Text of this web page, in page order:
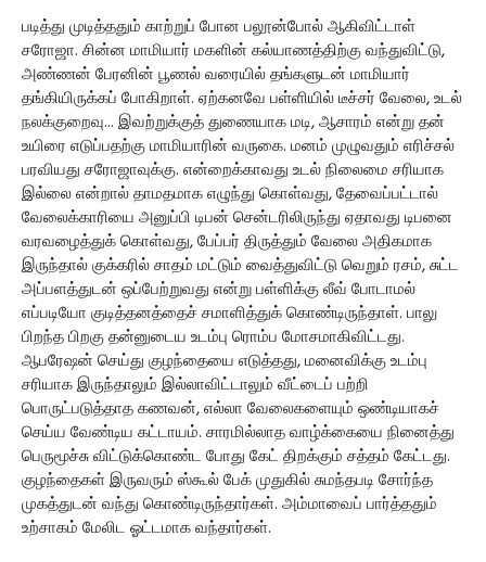
படித்து முடித்ததும் காற்றுப் போன பலூன்போல் ஆகிவிட்டாள்
சரோஜா. சின்ன மாமியார் மகளின் கல்யாணத்திற்கு வந்துவிட்டு,
அண்ணன் பேரனின் பூணல் வரையில் தங்களுடன் மாமியார்
தங்கியிருக்கப் போகிறாள். ஏற்கனவே பள்ளியில் டீச்சர் வேலை, உடல்
நலக்குறைவு... இவற்றுக்குத் துணையாக மடி, ஆசாரம் என்று தன்
உயிரை எடுப்பதற்கு மாமியாரின் வருகை. மனம் முழுவதும் எரிச்சல்
பரவியது சரோஜாவுக்கு. என்றைக்காவது உடல் நிலைமை சரியாக
இல்லை என்றால் தாமதமாக எழுந்து கொள்வது, தேவைப்பட்டால்
வேலைக்காரியை அனுப்பி டிபன் சென்டரிலிருந்து ஏதாவது டிபனை
வரவழைத்துக் கொள்வது, பேப்பர் திருத்தும் வேலை அதிகமாக
இருந்தால் குக்கரில் சாதம் மட்டும் வைத்துவிட்டு வெறும் ரசம், சுட்ட
அப்பளத்துடன் ஒப்பேற்றுவது என்று பள்ளிக்கு லீவ் போடாமல்
எப்படியோ குடித்தனத்தைச் சமாளித்துக் கொண்டிருந்தாள். பாலு
பிறந்த பிறகு தன்னுடைய உடம்பு ரொம்ப மோசமாகிவிட்டது.
ஆபரேஷன் செய்து குழந்தையை எடுத்தது, மனைவிக்கு உடம்பு
சரியாக இருந்தாலும் இல்லாவிட்டாலும் வீட்டைப் பற்றி
பொருட்படுத்தாத கணவன், எல்லா வேலைகளையும் ஒண்டியாகச்
செய்ய வேண்டிய கட்டாயம். சாரமில்லாத வாழ்க்கையை நினைத்து
பெருமூச்சு விட்டுக்கொண்ட போது கேட் திறக்கும் சத்தம் கேட்டது.
குழந்தைகள் இருவரும் ஸ்கூல் பேக் முதுகில் சுமந்தபடி சோர்ந்த
முகத்துடன் வந்து கொண்டிருந்தார்கள். அம்மாவைப் பார்த்ததும்
உற்சாகம் மேலிட ஓட்டமாக வந்தார்கள்.